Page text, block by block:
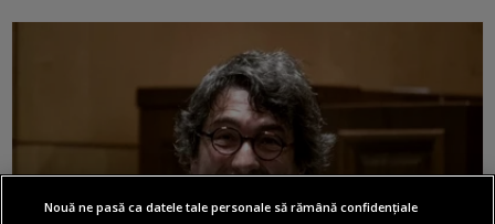
Nouă ne pasă ca datele tale personale să rămână confidențiale